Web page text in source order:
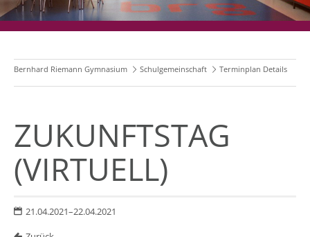
Bernhard Riemann Gymnasium Schulgemeinschaft Terminplan Details
ZUKUNFTSTAG
(VIRTUELL)
21.04.2021–22.04.2021